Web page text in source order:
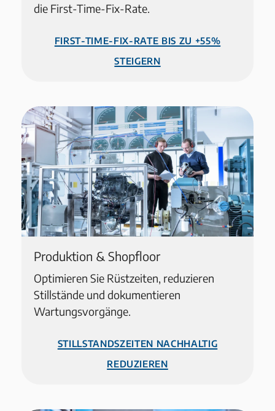
die First-Time-Fix-Rate.
First-Time-Fix-Rate bis zu +55%
steigern
Produktion & Shopfloor
Optimieren Sie Rüstzeiten, reduzieren
Stillstände und dokumentieren
Wartungsvorgänge.
Stillstandszeiten nachhaltig
reduzieren